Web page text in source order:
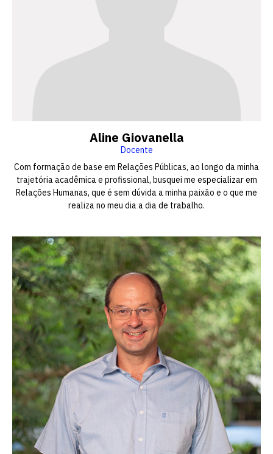
Aline Giovanella
Docente
Com formação de base em Relações Públicas, ao longo da minha
trajetória acadêmica e profissional, busquei me especializar em
Relações Humanas, que é sem dúvida a minha paixão e o que me
realiza no meu dia a dia de trabalho.